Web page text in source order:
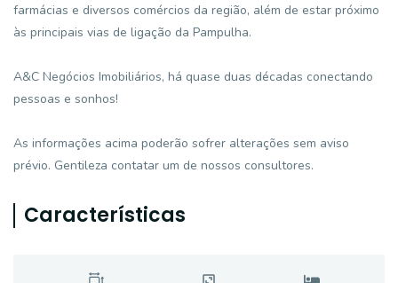
farmácias e diversos comércios da região, além de estar próximo
às principais vias de ligação da Pampulha.
A&C Negócios Imobiliários, há quase duas décadas conectando
pessoas e sonhos!
As informações acima poderão sofrer alterações sem aviso
prévio. Gentileza contatar um de nossos consultores.
Características